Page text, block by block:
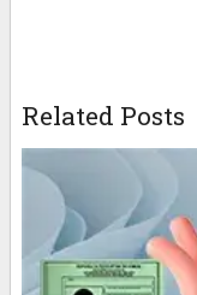
Related Posts